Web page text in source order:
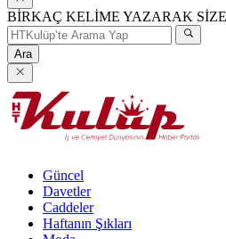
BİRKAÇ KELİME YAZARAK
Ara
Güncel
Davetler
Caddeler
Haftanın Şıkları